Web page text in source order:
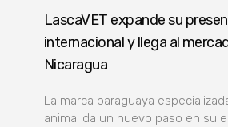
LascaVET expande su
internacional y llega al
Nicaragua
La marca paraguaya
animal da un nuevo paso en su